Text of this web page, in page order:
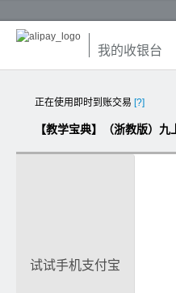
我的收银台
正在使用即时到账交易 [?]
试试手机支付宝